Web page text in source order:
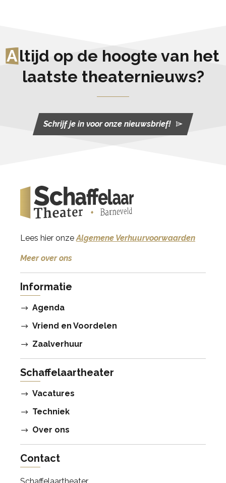
Altijd op de hoogte van het
laatste theaternieuws?
Schrijf je in voor onze nieuwsbrief!
Lees hier onzeAlgemene Verhuurvoorwaarden
Meer over ons
Informatie
Agenda
Vriend en Voordelen
Zaalverhuur
Schaffelaartheater
Vacatures
Techniek
Over ons
Contact